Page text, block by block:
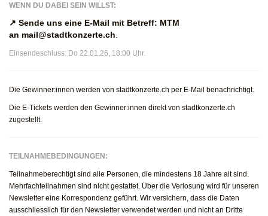
WENN DU DABEI SEIN WILLST:
↗ Sende uns eine E-Mail mit Betreff: MTM
an mail@stadtkonzerte.ch
Einsendeschluss: Do 22.01.26, 18:00 Uhr.
Die Gewinner:innen werden von stadtkonzerte.ch per E-Mail benachrichtigt.
Die E-Tickets werden den Gewinner:innen direkt von stadtkonzerte.ch
zugestellt.
TEILNAHMEBEDINGUNGEN:
Teilnahmeberechtigt sind alle Personen, die mindestens 18 Jahre alt sind.
Mehrfachteilnahmen sind nicht gestattet. Über die Verlosung wird für unseren
Newsletter eine Korrespondenz geführt. Wir versichern, dass die Daten
ausschliesslich für den Newsletter verwendet werden und nicht an Dritte